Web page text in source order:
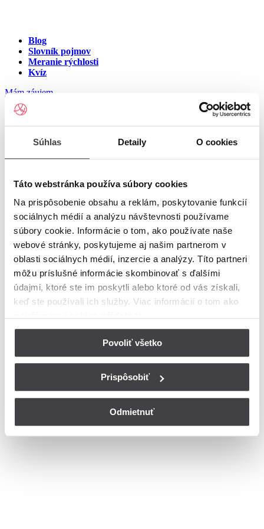
Súhlas Detaily O cookies
Táto webstránka používa súbory cookies
Na prispôsobenie obsahu a reklám, poskytovanie funkcií
sociálnych médií a analýzu návštevnosti používame
súbory cookie. Informácie o tom, ako používate naše
webové stránky, poskytujeme aj našim partnerom v
oblasti sociálnych médií, inzercie a analýzy. Títo partneri
môžu príslušné informácie skombinovať s ďalšími
údajmi, ktoré ste im poskytli alebo ktoré od vás získali,
keď ste používali ich služby. Viac informácií o tom ako
Povoliť všetko
Prispôsobiť
Odmietnuť
Blog
Slovník pojmov
Meranie rýchlosti
Kvíz
Mám záujem
Internet v meste Lastomír
Zadajte ulicu a číslo pre zobrazenie ponuky internetu v meste
Zadajte ulicu a číslopre zobrazenie ponuky internetu v lokalite
Lastomír
Zoznam ulíc v meste Lastomír
Ulica
Bohužiaľ, nedisponujeme zoznamom dostupných ulíc v danom
meste
© Copyright 2026
Nastavenia cookies